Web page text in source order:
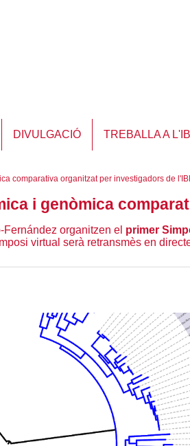
DIVULGACIÓ TREBALLA A
comparativa organitzat per investigadors de
i genòmica
organitzen el primer
virtual serà retransmès en